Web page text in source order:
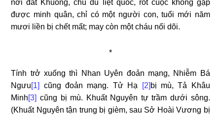
nơi đất Khuông, chu du liệt quốc, rốt cuộc không gặp
được minh quân, chỉ có một người con, tuổi mới năm
mươi liền bị chết mất; may còn một cháu nối dõi.
*
Tính trở xuống thì Nhan Uyên đoản mạng, Nhiễm Bá
Ngưu[1] cũng đoản mạng. Tử Hạ [2] bị mù, Tả Khâu
Minh[3] cũng bị mù. Khuất Nguyên tự trầm dưới sông.
(Khuất Nguyên tận trung bị gièm, sau Sở Hoài Vương bị